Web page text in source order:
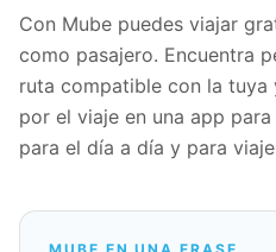
Con Mube puedes viajar
como pasajero. Encuentra
ruta compatible con la tuya
por el viaje en una app
para el día a día y para